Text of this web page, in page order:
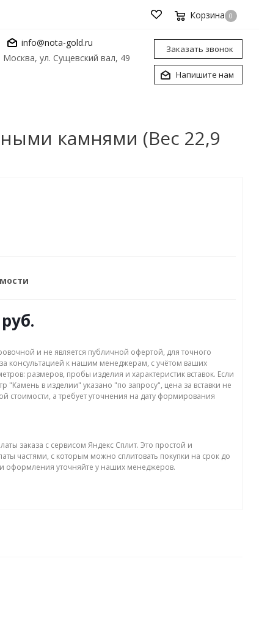
Корзина 0
info@nota-gold.ru
Москва, ул. Сущевский вал, 49
Заказать звонок
Напишите нам
камнями (Вес 22,9
и не является публичной офертой, для точного
консультацией к нашим менеджерам, с учётом ваших
размеров, пробы изделия и характеристик вставок. Если
"Камень в изделии" указано "по запросу", цена за вставки не
стоимости, а требует уточнения на дату формирования
заказа с сервисом Яндекс Сплит. Это простой и
частями, с которым можно сплитовать покупки на срок до
оформления уточняйте у наших менеджеров.